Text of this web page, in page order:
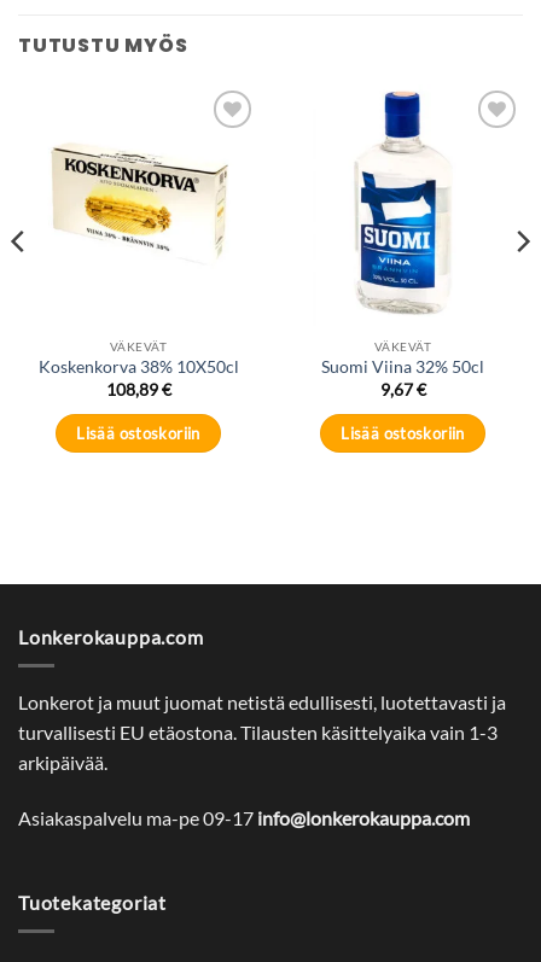
TUTUSTU MYÖS
wishlist
VÄKEVÄT
Koskenkorva 38% 10X50cl
108,89€
Lisää ostoskoriin
VÄKEVÄT
Suomi Viina 32% 50cl
9,67€
Lisää ostoskoriin
Lonkerokauppa.com
Lonkerot ja muut juomat netistä edullisesti, luotettavasti ja
turvallisesti EU etäostona. Tilausten käsittelyaika vain 1-3
arkipäivää.
Asiakaspalvelu ma-pe 09-17 info@lonkerokauppa.com
Tuotekategoriat